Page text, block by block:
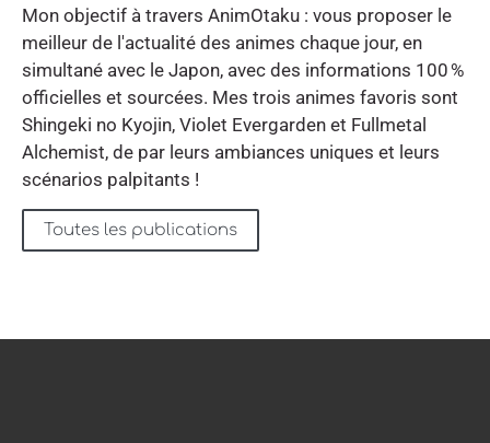
Mon objectif à travers AnimOtaku : vous proposer le
meilleur de l'actualité des animes chaque jour, en
simultané avec le Japon, avec des informations 100 %
officielles et sourcées. Mes trois animes favoris sont
Shingeki no Kyojin, Violet Evergarden et Fullmetal
Alchemist, de par leurs ambiances uniques et leurs
scénarios palpitants !
Toutes les publications